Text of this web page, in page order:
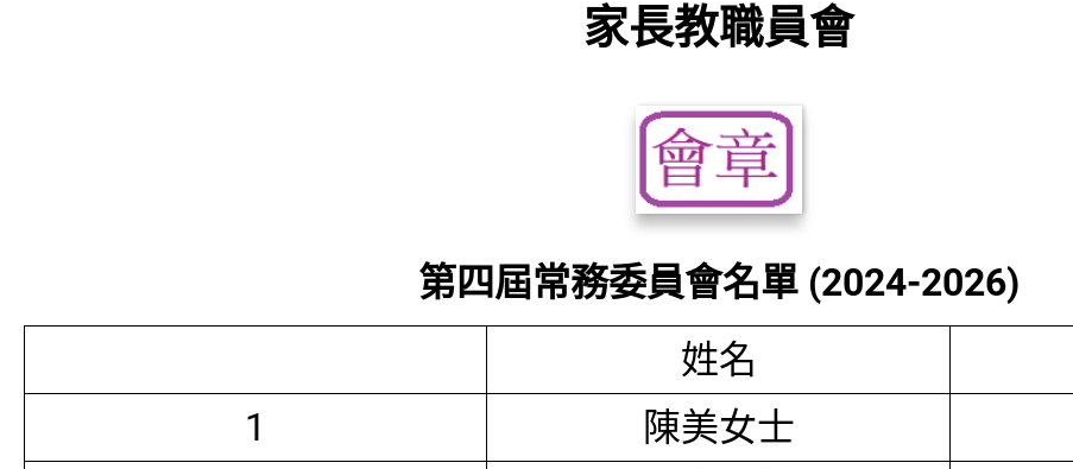
家長教職員會
第四屆常務委員會名單 (2024-2026)
姓名
1
陳美女士